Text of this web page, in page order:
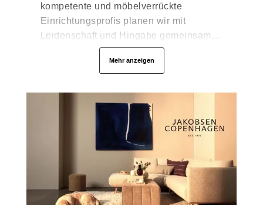
kompetente und möbelverrückte
Einrichtungsprofis planen wir mit
Leidenschaft und Hingabe gemeinsam
mit Ihnen Ihr neues Zuhause. Von der
ersten Idee über die Planung bis zur
Ihnen in Sachen „richtig gut einrichten
und himmlisch gut leben“.
Besuchen Sie uns und lassen Sie sich
von unseren Einrichtungsideen
begeistern. Das gute Gefühl zuhause zu
sein, erleben Sie mit Möbeln und
Küchen von Wohnmarkt Keilbach!
Mehr anzeigen